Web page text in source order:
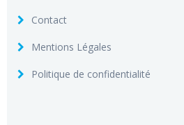
Contact
Mentions Légales
Politique de confidentialité